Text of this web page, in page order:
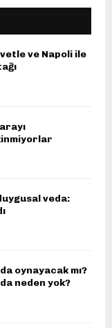
ve Napoli ile
veda:
oynayacak mı?
neden yok?